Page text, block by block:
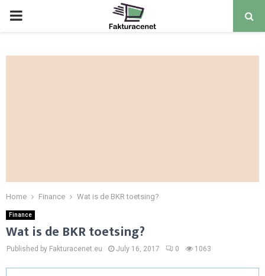
PRIMARY
Home Finance Wat is de BKR toetsing?
Finance
Wat is de BKR toetsing?
Published by Fakturacenet.eu July 16, 2017 0 1063